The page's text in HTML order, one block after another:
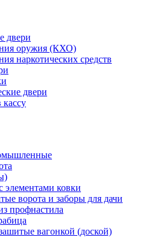
двери
оружия (КХО)
наркотических средств
двери
элементами ковки
ворота и заборы для дачи
профнастила
вагонкой (доской)